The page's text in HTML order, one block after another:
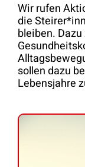
Wir rufen
die
bleiben.
sollen dazu
Lebensjahre